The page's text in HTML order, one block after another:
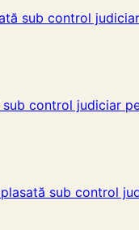
sub control
control judiciar
sub control